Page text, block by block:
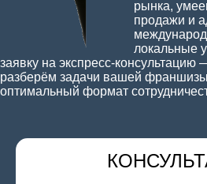
рынка,
продажи и
локальные
заявку на экспресс-
разберём задачи вашей
оптимальный формат